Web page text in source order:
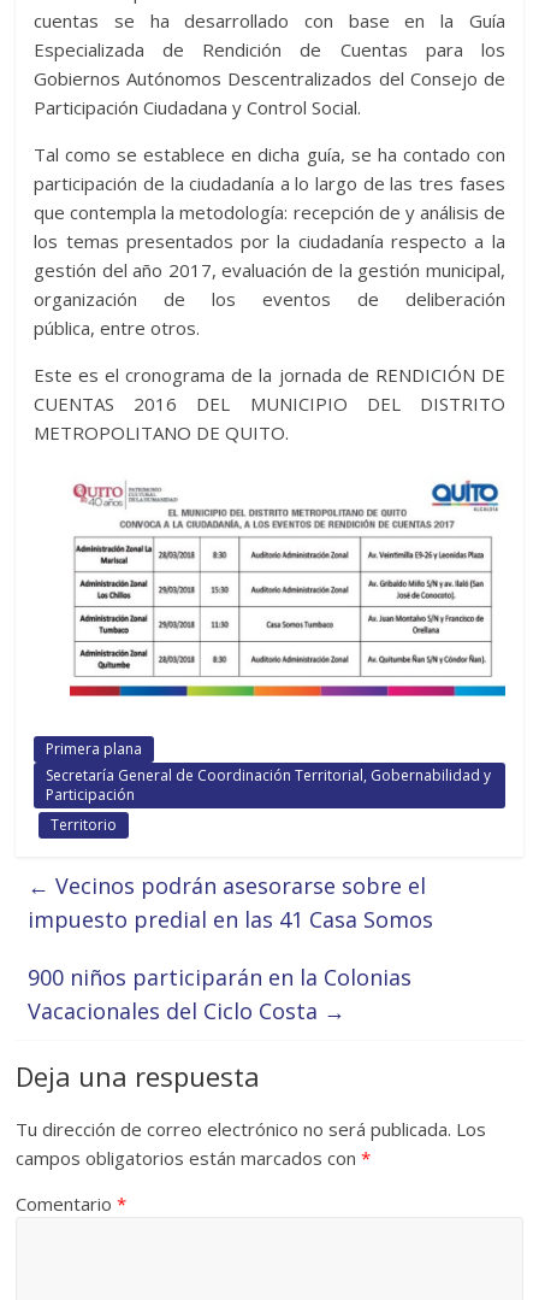
cuentas se ha desarrollado con base en la Guía
Especializada de Rendición de Cuentas para los
Gobiernos Autónomos Descentralizados del Consejo de
ParticipaciónCiudadana y Control Social.
Tal como se establece en dicha guía, se ha contado con
participación de la ciudadanía a lo largo de las tres fases
que contempla la metodología: recepción de y análisis de
los temas presentados por la ciudadanía respecto a la
gestión del año 2017, evaluación de la gestión municipal,
organización de los eventos de deliberación
pública,entre otros.
Este es el cronograma de la jornada de RENDICIÓN DE
CUENTAS 2016 DEL MUNICIPIO DEL DISTRITO
METROPOLITANO DE QUITO.
Primera plana
Secretaría General de Coordinación Territorial, Gobernabilidad y
Participación
Territorio
← Vecinos podrán asesorarse sobre el
impuesto predial en las 41 Casa Somos
900 niños participarán en la Colonias
Vacacionales del Ciclo Costa →
Deja una respuesta
Tu dirección de correo electrónico no será publicada. Los
campos obligatorios están marcados con*
Comentario*